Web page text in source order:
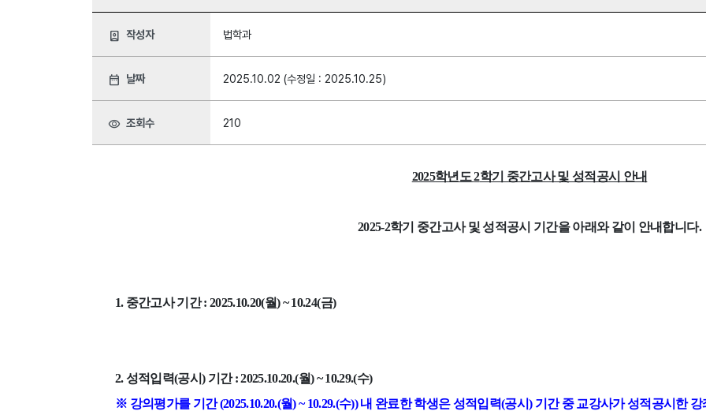
person_book 작성자 법학과
date_range 날짜 2025.10.02 (수정일 : 2025.10.25)
visibility 조회수 210
2025학년도2학기 중간고사 및 성적공시 안내
2025-2학기 중간고사 및 성적공시 기간을 아래와 같이 안내합니다.
1. 중간고사 기간: 2025.10.20(월) ~ 10.24(금)
2. 성적입력(공시) 기간: 2025.10.20.(월) ~ 10.29.(수)
※ 강의평가를 기간(2025.10.20.(월) ~ 10.29.(수))내 완료한 학생은 성적입력(공시) 기간 중 교강사가 성적공시한